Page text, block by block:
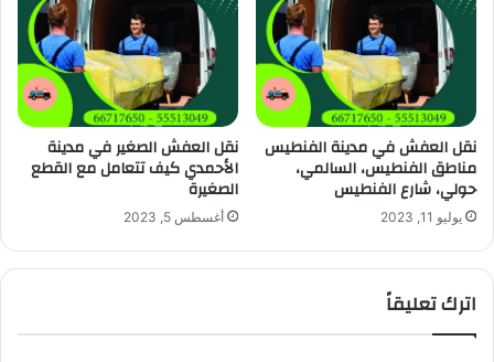
نقل العفش في مدينة الفنطيس
مناطق الفنطيس، السالمي،
حولي، شارع الفنطيس
يوليو 11, 2023
نقل العفش الصغير في مدينة
الأحمدي كيف تتعامل مع القطع
الصغيرة
أغسطس 5, 2023
اترك تعليقاً